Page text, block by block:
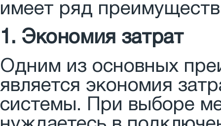
имеет ряд
1. Экономия затрат
Одним из основных
является экономия
системы. При выборе